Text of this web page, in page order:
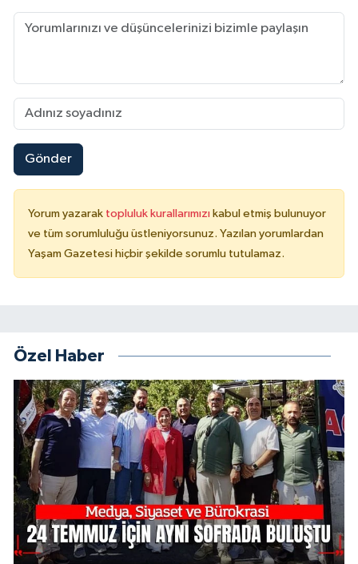
Gönder
Yorum yazarak topluluk kurallarımızı kabul etmiş bulunuyor
ve tüm sorumluluğu üstleniyorsunuz. Yazılan yorumlardan
Yaşam Gazetesi hiçbir şekilde sorumlu tutulamaz.
Özel Haber